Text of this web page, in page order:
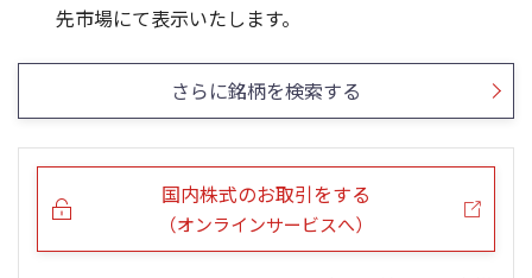
25/12
25/10
25/08
25/06
25/04 24/01
23/01
22/01
21/01
0
先市場にて表示いたします。
さらに銘柄を検索する
国内株式のお取引をする
（オンラインサービスへ）